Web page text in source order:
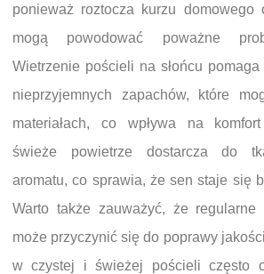
ponieważ roztocza kurzu domowego
mogą powodować poważne
Wietrzenie pościeli na słońcu
nieprzyjemnych zapachów, które
materiałach, co wpływa na
świeże powietrze dostarcza do
aromatu, co sprawia, że sen staje się
Warto także zauważyć, że regularne
może przyczynić się do poprawy
w czystej i świeżej pościeli często